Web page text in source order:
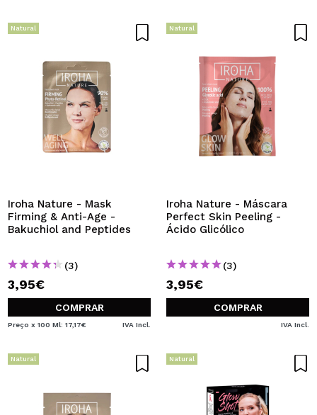
Natural
Iroha Nature - Mask
Firming & Anti-Age -
Bakuchiol and Peptides
(3)
3,95€
COMPRAR
Preço x 100 Ml: 17,17€ IVA Incl.
Natural
Iroha Nature - Máscara
Perfect Skin Peeling -
Ácido Glicólico
(3)
3,95€
COMPRAR
IVA Incl.
Natural Natural